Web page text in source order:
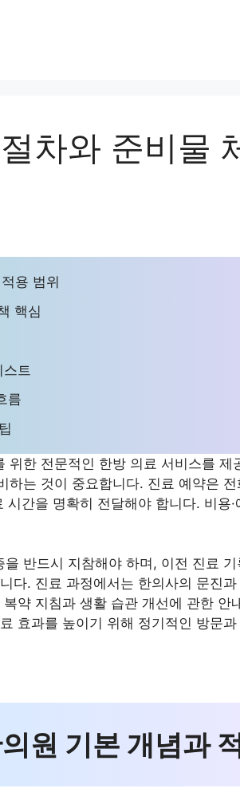
차와 준비물
용 범위
핵심
트
름
위한 전문적인 한방 의료 서비스를 제
하는 것이 중요합니다. 진료 예약은
간을 명확히 전달해야 합니다. 비용·
반드시 지참해야 하며, 이전 진료
다. 진료 과정에서는 한의사의 문진
약 지침과 생활 습관 개선에 관한 안
효과를 높이기 위해 정기적인 방문
원 기본 개념과